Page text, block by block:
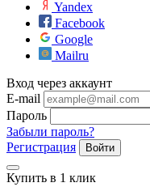
Yandex
Facebook
Google
Mailru
Вход через аккаунт
E-mail
Пароль
Забыли пароль?
Регистрация
Войти
Купить в 1 клик